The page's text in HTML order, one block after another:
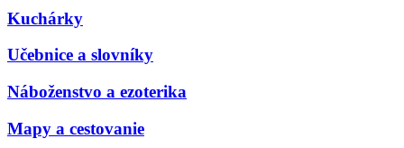
Kuchárky
Učebnice a slovníky
Náboženstvo a ezoterika
Mapy a cestovanie